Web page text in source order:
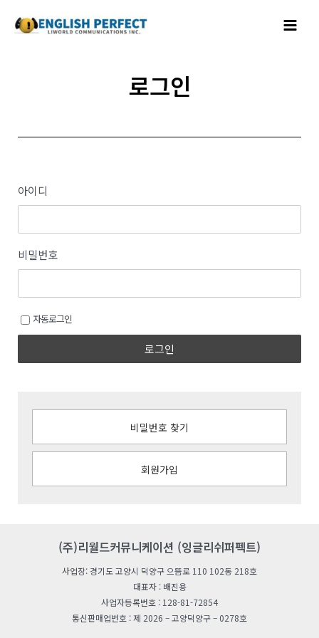
건너뛰기
Menu
로그인
아이디
비밀번호
자동로그인
로그인
비밀번호 찾기
회원가입
(주)리월드커뮤니케이션 (잉글리쉬퍼펙트)
사업장: 경기도 고양시 덕양구 으뜸로 110 102동 218호
대표자 : 배진용
사업자등록번호 : 128-81-72854
통신판매업번호 : 제 2026 – 고양덕양구 – 0278호